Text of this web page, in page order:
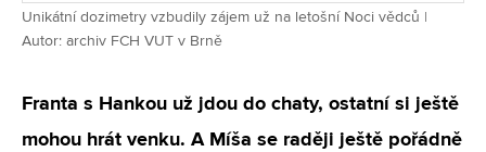
Unikátní dozimetry vzbudily zájem už na letošní Noci vědců |
Autor: archiv FCH VUT v Brně
Franta s Hankou už jdou do chaty, ostatní si ještě
mohou hrát venku. A Míša se raději ještě pořádně